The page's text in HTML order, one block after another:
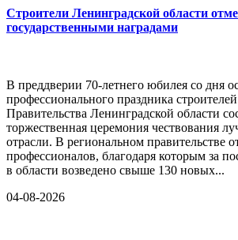
Строители Ленинградской области
государственными наградами
В преддверии 70-летнего юбилея со дня
профессионального праздника
Правительства Ленинградской области
торжественная церемония чествования
отрасли. В региональном правительстве
профессионалов, благодаря которым за
в области возведено свыше 130 новых...
04-08-2026